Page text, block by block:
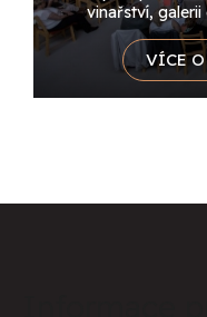
vinařství, galerii
VÍCE